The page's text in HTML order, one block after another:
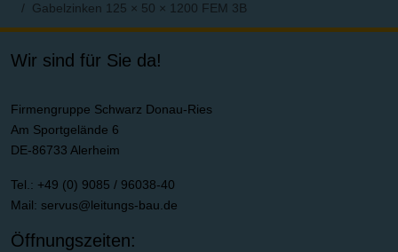
Gabelzinken 125 × 50 × 1200 FEM 3B
Wir sind für Sie da!
Firmengruppe Schwarz Donau-Ries
Am Sportgelände 6
DE-86733 Alerheim
Tel.: +49 (0) 9085 / 96038-40
Mail: servus@leitungs-bau.de
Öffnungszeiten: